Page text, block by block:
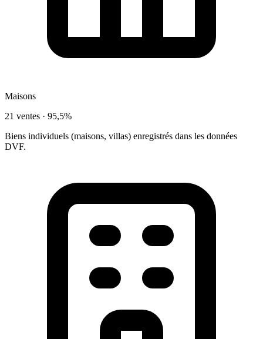
Maisons
21 ventes · 95,5%
Biens individuels (maisons, villas) enregistrés dans les données
DVF.